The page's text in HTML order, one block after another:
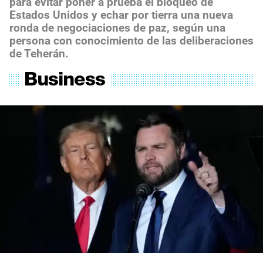
Estados Unidos y echar por tierra una nueva
ronda de negociaciones de paz, según una
persona con conocimiento de las deliberaciones
de Teherán.